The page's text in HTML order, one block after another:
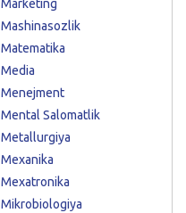
Marketing
Mashinasozlik
Matematika
Media
Menejment
Mental Salomatlik
Metallurgiya
Mexanika
Mexatronika
Mikrobiologiya